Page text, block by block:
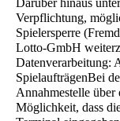
Verpflichtung,
Spielersperre
Lotto-GmbH
Datenverarbeitung:
SpielaufträgenBei
Annahmestelle über
Möglichkeit, dass